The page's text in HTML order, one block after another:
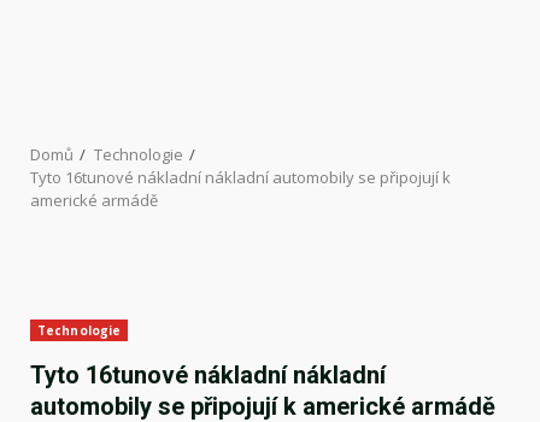
Domů
Technologie
Tyto 16tunové nákladní nákladní automobily se připojují k
americké armádě
Technologie
Tyto 16tunové nákladní nákladní
automobily se připojují k americké armádě